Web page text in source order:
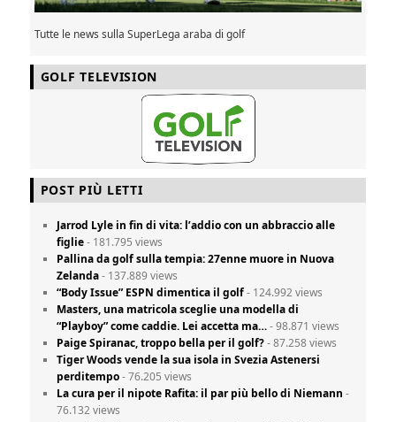
Tutte le news sulla SuperLega araba di golf
GOLF TELEVISION
POST PIÙ LETTI
Jarrod Lyle in fin di vita: l’addio con un abbraccio alle
figlie- 181.795 views
Pallina da golf sulla tempia: 27enne muore in Nuova
Zelanda- 137.889 views
“Body Issue” ESPN dimentica il golf- 124.992 views
Masters, una matricola sceglie una modella di
“Playboy” come caddie. Lei accetta ma…- 98.871 views
Paige Spiranac, troppo bella per il golf?- 87.258 views
Tiger Woods vende la sua isola in Svezia Astenersi
perditempo- 76.205 views
La cura per il nipote Rafita: il par più bello di Niemann -
76.132 views